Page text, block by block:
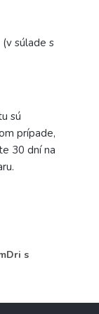
súlade s
sú
prípade,
30 dní na
s